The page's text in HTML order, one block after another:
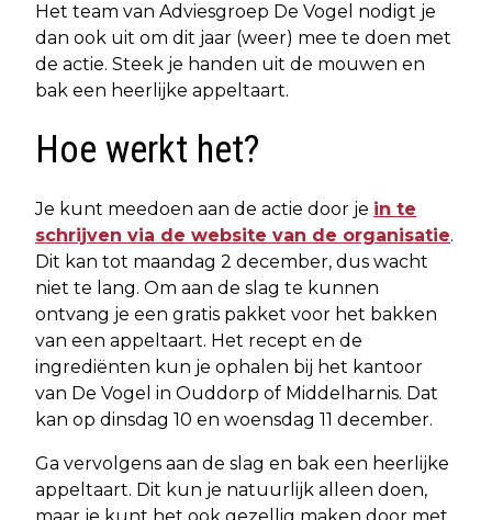
Het team van Adviesgroep De Vogel nodigt je
dan ook uit om dit jaar (weer) mee te doen met
de actie. Steek je handen uit de mouwen en
bak een heerlijke appeltaart.
Hoe werkt het?
Je kunt meedoen aan de actie door je in te
schrijven via de website van de organisatie.
Dit kan tot maandag 2 december, dus wacht
niet te lang. Om aan de slag te kunnen
ontvang je een gratis pakket voor het bakken
van een appeltaart. Het recept en de
ingrediënten kun je ophalen bij het kantoor
van De Vogel in Ouddorp of Middelharnis. Dat
kan op dinsdag 10 en woensdag 11 december.
Ga vervolgens aan de slag en bak een heerlijke
appeltaart. Dit kun je natuurlijk alleen doen,